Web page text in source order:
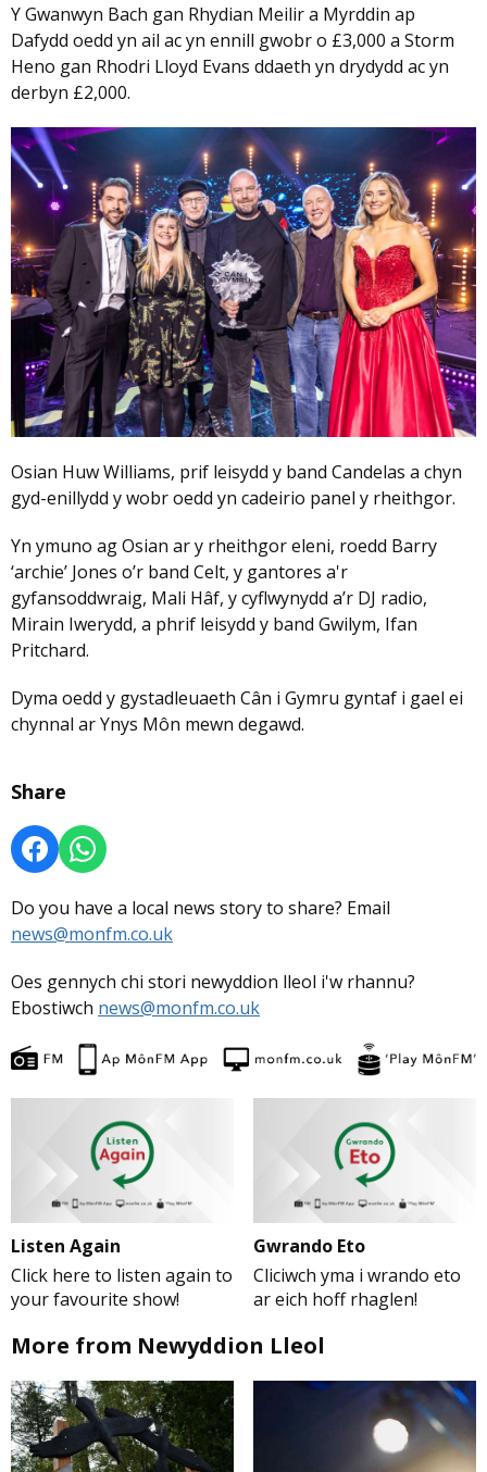
Y Gwanwyn Bach gan Rhydian Meilir a Myrddin ap
Dafydd oedd yn ail ac yn ennill gwobr o £3,000 a Storm
Heno gan Rhodri Lloyd Evans ddaeth yn drydydd ac yn
derbyn £2,000.
Osian Huw Williams, prif leisydd y band Candelas a chyn
gyd-enillydd y wobr oedd yn cadeirio panel y rheithgor.
Yn ymuno ag Osian ar y rheithgor eleni, roedd Barry
‘archie’ Jones o’r band Celt, y gantores a'r
gyfansoddwraig, Mali Hâf, y cyflwynydd a’r DJ radio,
Mirain Iwerydd, a phrif leisydd y band Gwilym, Ifan
Pritchard.
Dyma oedd y gystadleuaeth Cân i Gymru gyntaf i gael ei
chynnal ar Ynys Môn mewn degawd.
Share
Do you have a local news story to share? Email
news@monfm.co.uk
Oes gennych chi stori newyddion lleol i'w rhannu?
Ebostiwch news@monfm.co.uk
Listen Again
Click here to listen again to
your favourite show!
Gwrando Eto
Cliciwch yma i wrando eto
ar eich hoff rhaglen!
More from Newyddion Lleol